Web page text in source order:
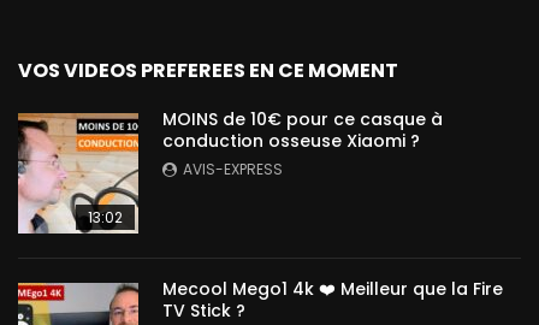
VOS VIDEOS PREFEREES EN CE MOMENT
13:02
MOINS de 10€ pour ce casque à
conduction osseuse Xiaomi ?
AVIS-EXPRESS
Mecool Mego1 4k ❤️ Meilleur que la Fire
TV Stick ?